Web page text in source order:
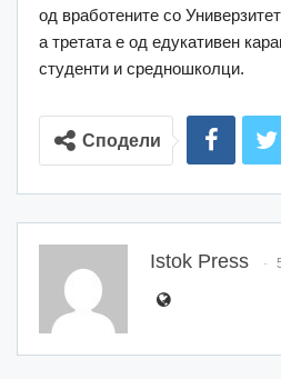
од вработените со
а третата е од едукативен
студенти и средношколци.
Сподели
Istok Press